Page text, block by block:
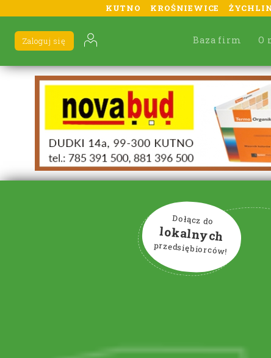
KUTNO KROŚNIEWICE
Baza firm O
Zaloguj się
Dołącz do
lokalnych
przedsiębiorców!